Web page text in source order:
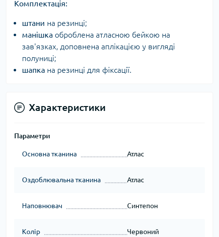
Комплектація:
штани на резинці;
манішка оброблена атласною бейкою на
зав'язках, доповнена аплікацією у вигляді
полуниці;
шапка на резинці для фіксації.
Характеристики
Параметри
Основна тканина Атлас
Оздоблювальна тканина Атлас
Наповнювач Синтепон
Колір Червоний